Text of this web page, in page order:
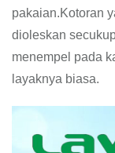
pakaian.Kotoran
dioleskan
menempel pada
layaknya biasa.